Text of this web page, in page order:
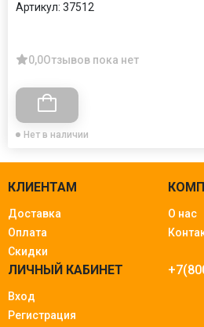
Артикул: 37512
0,0Отзывов пока нет
Нет в наличии
КЛИЕНТАМ
Доставка
Оплата
Скидки
О нас
ЛИЧНЫЙ КАБИНЕТ
Вход
Регистрация